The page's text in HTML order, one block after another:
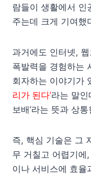
람들이 생활에서 인
주는데 크게 기여했
과거에도 인터넷,
폭발력을 경험하는
회자하는 이야기가
리가 된다’라는 말인
보배’라는 뜻과 상통
즉, 핵심 기술은 그
무 거칠고 어렵기에
이나 서비스에 효율